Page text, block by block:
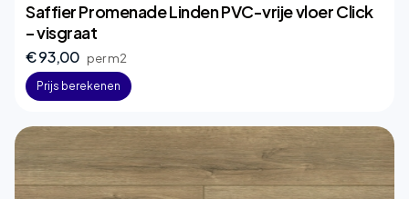
Saffier Promenade Linden PVC-vrije vloer Click
– visgraat
€ 93,00 per m2
Prijs berekenen